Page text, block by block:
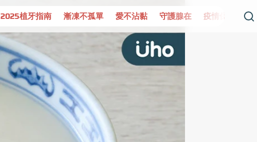
漸凍不孤單 愛不沾黏 守護腺在 疫情保衛戰 再生醫學 愛的